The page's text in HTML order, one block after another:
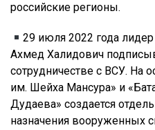
российские регионы.
29 июля 2022 года
Ахмед Халидович
сотрудничестве с ВСУ. На
им. Шейха Мансура» и
Дудаева» создается
назначения вооруженных